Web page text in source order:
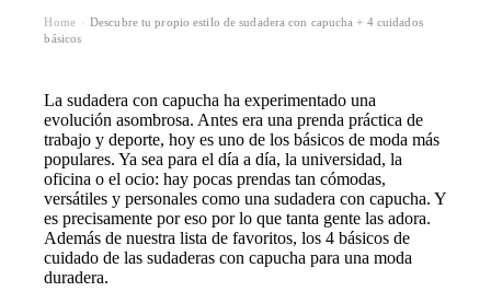
Home
Descubre tu propio estilo de sudadera con capucha + 4 cuidados
básicos
La sudadera con capucha ha experimentado una
evolución asombrosa. Antes era una prenda práctica de
trabajo y deporte, hoy es uno de los básicos de moda más
populares. Ya sea para el día a día, la universidad, la
oficina o el ocio: hay pocas prendas tan cómodas,
versátiles y personales como una sudadera con capucha. Y
es precisamente por eso por lo que tanta gente las adora.
Además de nuestra lista de favoritos, los 4 básicos de
cuidado de las sudaderas con capucha para una moda
duradera.